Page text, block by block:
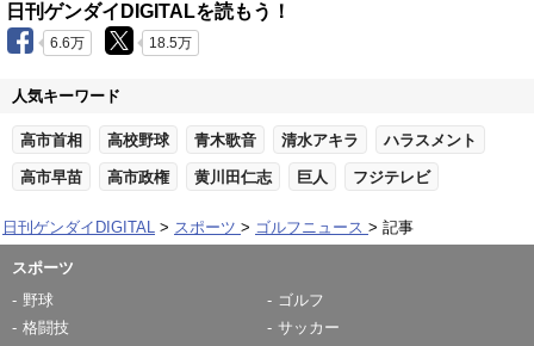
日刊ゲンダイDIGITALを読もう！
6.6万 18.5万
人気キーワード
高市首相 高校野球 青木歌音 清水アキラ ハラスメント
高市早苗 高市政権 黄川田仁志 巨人 フジテレビ
日刊ゲンダイDIGITAL スポーツ ゴルフニュース 記事
スポーツ
野球
ゴルフ
格闘技
サッカー